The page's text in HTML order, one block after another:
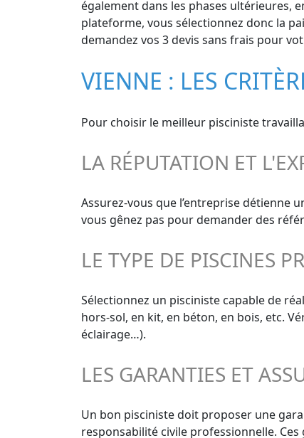
également dans les phases ultérieures,
plateforme, vous sélectionnez donc la
demandez vos 3 devis sans frais pour
VIENNE : LES
Pour choisir le meilleur pisciniste
LA RÉPUTATION ET
Assurez-vous que l’entreprise détienne
vous gênez pas pour demander des
LE TYPE DE PISCINES
Sélectionnez un pisciniste capable de
hors-sol, en kit, en béton, en bois, etc.
éclairage…).
LES GARANTIES ET
Un bon pisciniste doit proposer une
responsabilité civile professionnelle.